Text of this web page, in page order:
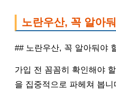
노란우산, 꼭 알아
## 노란우산, 꼭 알아둬야
가입 전 꼼꼼히 확인해야
을 집중적으로 파헤쳐 봅니